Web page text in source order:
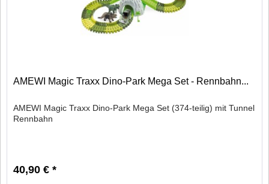
AMEWI Magic Traxx Dino-Park Mega Set - Rennbahn...
AMEWI Magic Traxx Dino-Park Mega Set (374-teilig) mit Tunnel
Rennbahn
40,90 € *